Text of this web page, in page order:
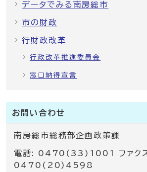
データでみる南房総市
市の財政
行財政改革
行政改革推進委員会
窓口納得宣言
お問い合わせ
南房総市総務部企画政策課
電話: 0470(33)1001 ファク
0470(20)4598